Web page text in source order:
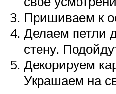
Пришиваем к
Делаем петли
стену.
Декорируем
Украшаем на